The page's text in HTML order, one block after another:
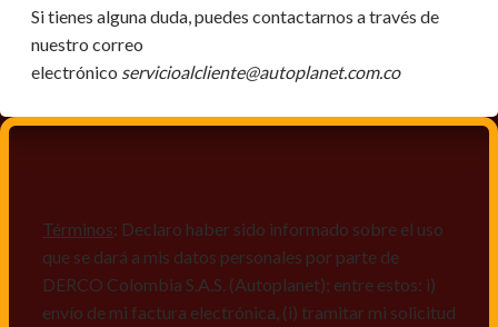
Si tienes alguna duda, puedes contactarnos a través de
nuestro correo
electrónico servicioalcliente@autoplanet.com.co
Términos: Declaro haber sido informado sobre el uso
que se dará a mis datos personales por parte de
DERCO Colombia S.A.S. (Autoplanet); entre estos: i)
envío de mi factura electrónica, (i) tramitar mi solicitud